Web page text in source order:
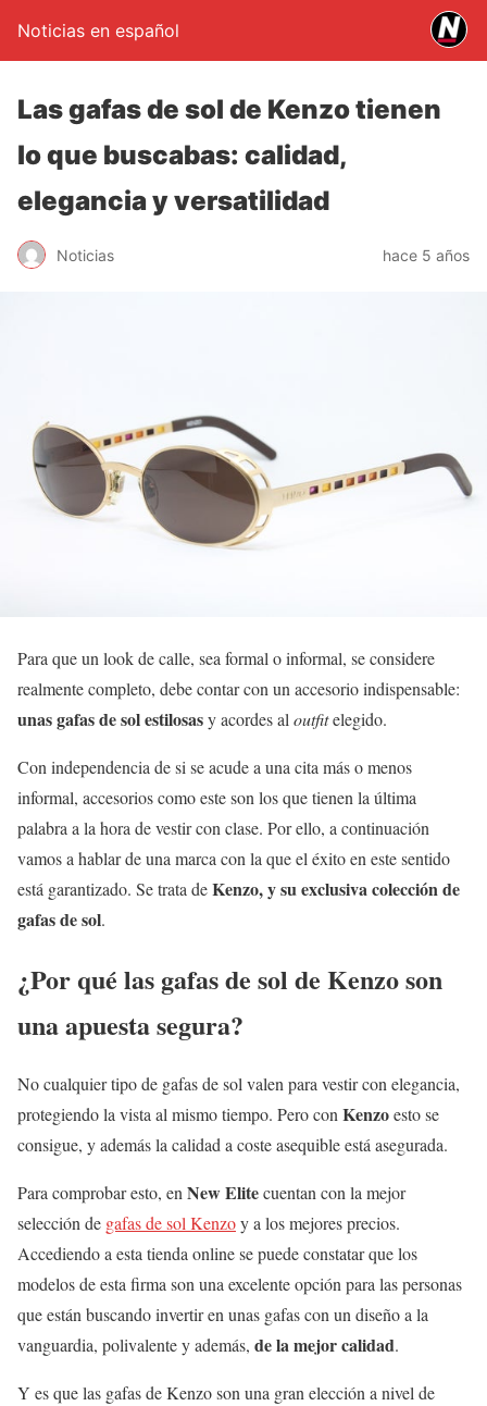
Noticias en español
Las gafas de sol de Kenzo tienen
lo que buscabas: calidad,
elegancia y versatilidad
Noticias hace 5 años
Para que un look de calle, sea formal o informal, se considere
realmente completo, debe contar con un accesorio indispensable:
unas gafas de sol estilosasy acordes al outfitelegido.
Con independencia de si se acude a una cita más o menos
informal, accesorios como este son los que tienen la última
palabra a la hora de vestir con clase. Por ello, a continuación
vamos a hablar de una marca con la que el éxito en este sentido
está garantizado. Se trata deKenzo, y su exclusiva colección de
gafas de sol.
¿Por qué las gafas de sol de Kenzo son
una apuesta segura?
No cualquier tipo de gafas de sol valen para vestir con elegancia,
protegiendo la vista al mismo tiempo. Pero conKenzoesto se
consigue, y además la calidad a coste asequible está asegurada.
Para comprobar esto, enNew Elitecuentan con la mejor
selección de gafas de sol Kenzoy a los mejores precios.
Accediendo a esta tienda online se puede constatar que los
modelos de esta firma son una excelente opción para las personas
que están buscando invertir en unas gafas con un diseño a la
vanguardia, polivalente y además, de la mejor calidad.
Y es que las gafas de Kenzo son una gran elección a nivel de